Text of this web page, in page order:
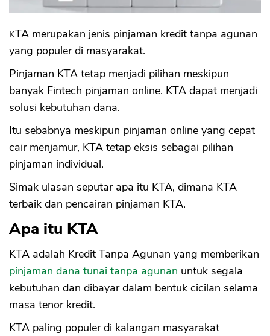
KTA merupakan jenis pinjaman kredit tanpa agunan
yang populer di masyarakat.
Pinjaman KTA tetap menjadi pilihan meskipun
banyak Fintech pinjaman online. KTA dapat menjadi
solusi kebutuhan dana.
Itu sebabnya meskipun pinjaman online yang cepat
cair menjamur, KTA tetap eksis sebagai pilihan
pinjaman individual.
Simak ulasan seputar apa itu KTA, dimana KTA
terbaik dan pencairan pinjaman KTA.
Apa itu KTA
KTA adalah Kredit Tanpa Agunan yang memberikan
pinjaman dana tunai tanpa agunan untuk segala
kebutuhan dan dibayar dalam bentuk cicilan selama
masa tenor kredit.
KTA paling populer di kalangan masyarakat